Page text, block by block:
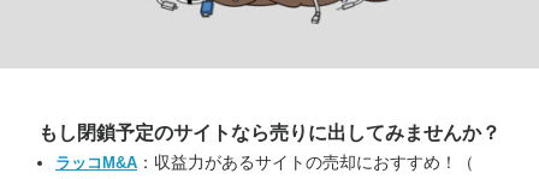
もし閉鎖予定のサイトなら売りに出してみませんか？
ラッコM&A ：収益力があるサイトの売却におすすめ！（